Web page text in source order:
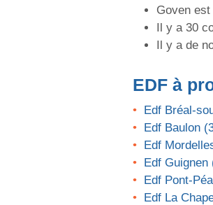
Goven
Il y a 30
Il y a de
EDF à
Edf Bréal-
Edf Baulon
Edf
Edf Guignen
Edf Pont-
Edf La